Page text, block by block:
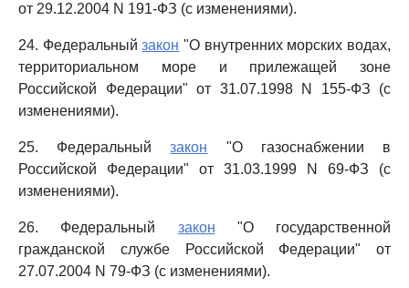
от 29.12.2004 N 191-ФЗ (с изменениями).
24. Федеральныйзакон "О внутренних морских водах,
территориальном море и прилежащей зоне
Российской Федерации" от 31.07.1998 N 155-ФЗ (с
изменениями).
25. Федеральныйзакон "О газоснабжении в
Российской Федерации" от 31.03.1999 N 69-ФЗ (с
изменениями).
26. Федеральный закон "О государственной
гражданской службе Российской Федерации" от
27.07.2004 N 79-ФЗ (с изменениями).